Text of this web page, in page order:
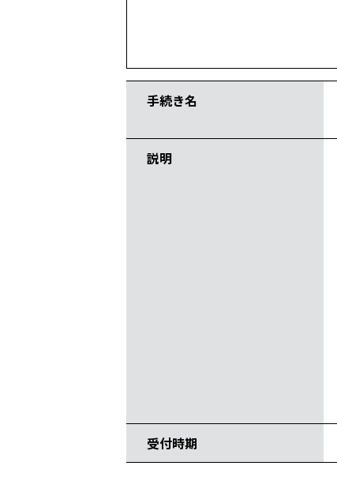
手続き名
説明
受付時期